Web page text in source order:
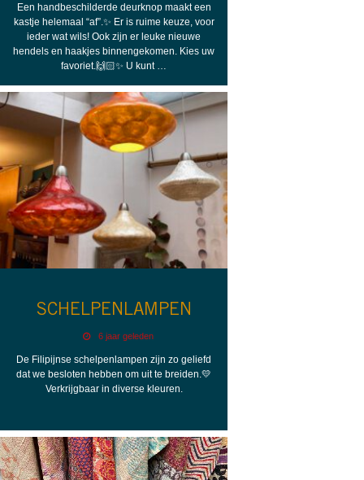
Een handbeschilderde deurknop maakt een
kastje helemaal “af”.✨ Er is ruime keuze, voor
ieder wat wils! Ook zijn er leuke nieuwe
hendels en haakjes binnengekomen. Kies uw
favoriet.🙌🏻✨ U kunt …
SCHELPENLAMPEN
6 jaar geleden
De Filipijnse schelpenlampen zijn zo geliefd
dat we besloten hebben om uit te breiden.💛
Verkrijgbaar in diverse kleuren.